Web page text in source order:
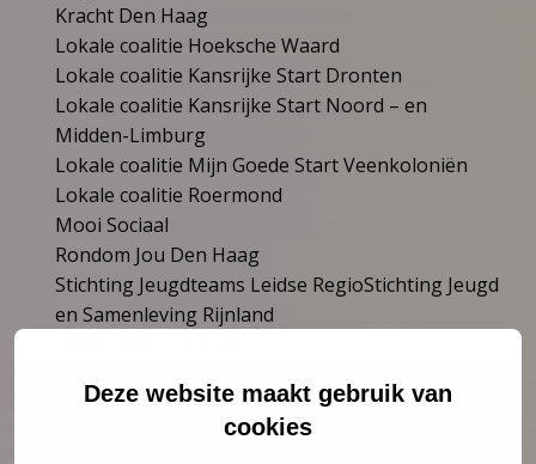
Deze website maakt gebruik van
cookies
Kracht Den Haag
Lokale coalitie Hoeksche Waard
Lokale coalitie Kansrijke Start Dronten
Lokale coalitie Kansrijke Start Noord – en
Midden-Limburg
Lokale coalitie Mijn Goede Start Veenkoloniën
Lokale coalitie Roermond
Mooi Sociaal
Rondom Jou Den Haag
Stichting Jeugdteams Leidse RegioStichting Jeugd
en Samenleving Rijnland
Geboortezorg